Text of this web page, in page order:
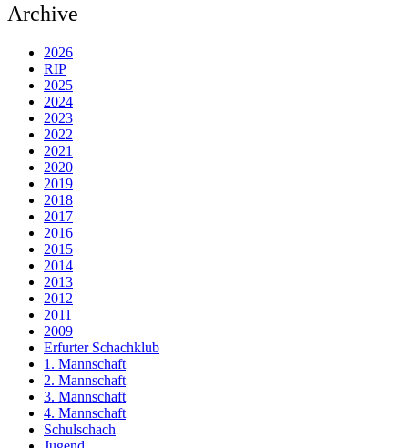
Archive
2026
RIP
2025
2024
2023
2022
2021
2020
2019
2018
2017
2016
2015
2014
2013
2012
2011
2009
Erfurter Schachklub
1. Mannschaft
2. Mannschaft
3. Mannschaft
4. Mannschaft
Schulschach